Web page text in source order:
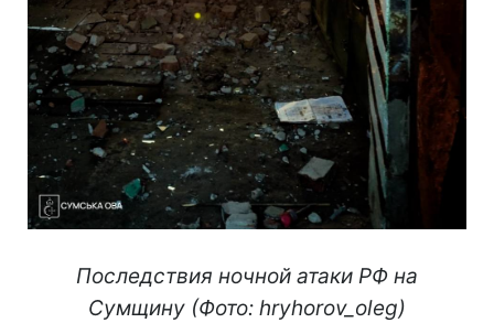
Последствия ночной атаки РФ на
Сумщину (Фото: hryhorov_oleg)